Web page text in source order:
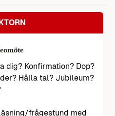
dig? Konfirmation? Dop?
Hålla tal? Jubileum?
frågestund med